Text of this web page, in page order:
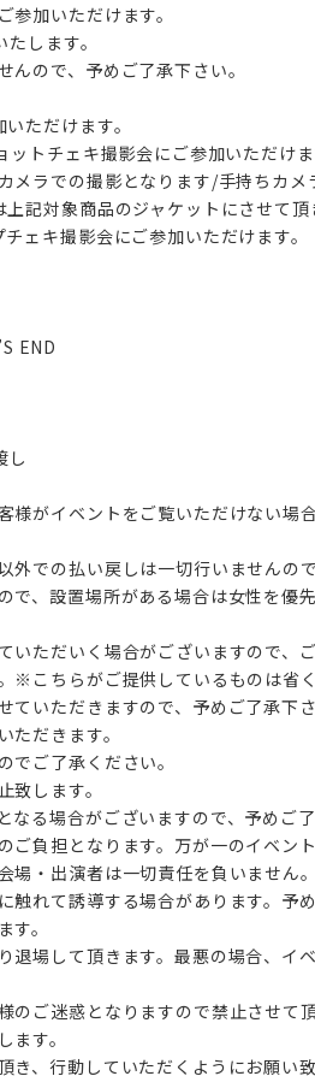
加いただけます。
します。
ので、予めご了承下さい。
ただけます。
トチェキ撮影会にご参加いただけま
メラでの撮影となります/手持ちカメ
対象商品のジャケットにさせて頂
キ撮影会にご参加いただけます。
END
し
がイベントをご覧いただけない場
での払い戻しは一切行いませんの
で、設置場所がある場合は女性を優
ただいく場合がございますので、
※こちらがご提供しているものは省
いただきますので、予めご了承下さ
ただきます。
でご了承ください。
します。
る場合がございますので、予めご了
負担となります。万が一のイベン
場・出演者は一切責任を負いません。
れて誘導する場合があります。予
。
退場して頂きます。最悪の場合、イ
ご迷惑となりますので禁止させて頂
す。
、行動していただくようにお願い致